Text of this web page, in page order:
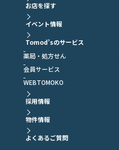
お店を探す
イベント情報
Tomod’sのサービス
薬局・処方せん
会員サービス
WEBTOMOKO
採用情報
物件情報
よくあるご質問